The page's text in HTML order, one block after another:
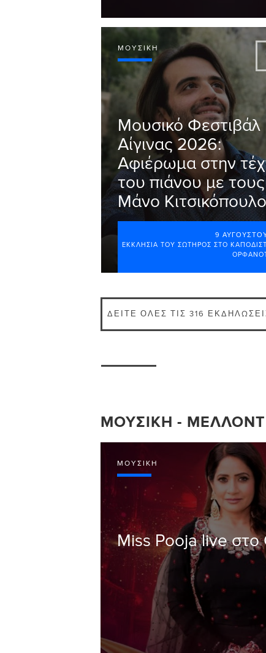
ΜΟΥΣΙΚΉ
Moυσικό Φεστιβάλ
Αίγινας 2026:
Αφιέρωμα στην
του πιάνου με τους
Μάνο
9
ΕΚΚΛΗΣΊΑ ΤΟΥ ΣΩΤΉΡΟΣ ΣΤΟ
ΔΕΊΤΕ ΌΛΕΣ ΤΙΣ 316
ΜΟΥΣΙΚΉ -
ΜΟΥΣΙΚΉ
Miss Pooja live στο